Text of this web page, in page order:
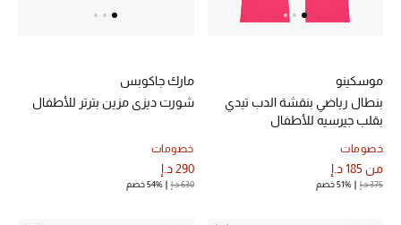
تسوقوا الأحذية
موسكينو
بنطال رياضي بنقشة الدب تيدي
بقلب جيرسيه للأطفال
خصومات
من 185 د.إ
375 د.إ 51% خصم
مارك جاكوبس
شورت ديزي مزين بترتر للأطفال
خصومات
290 د.إ
630 د.إ 54% خصم